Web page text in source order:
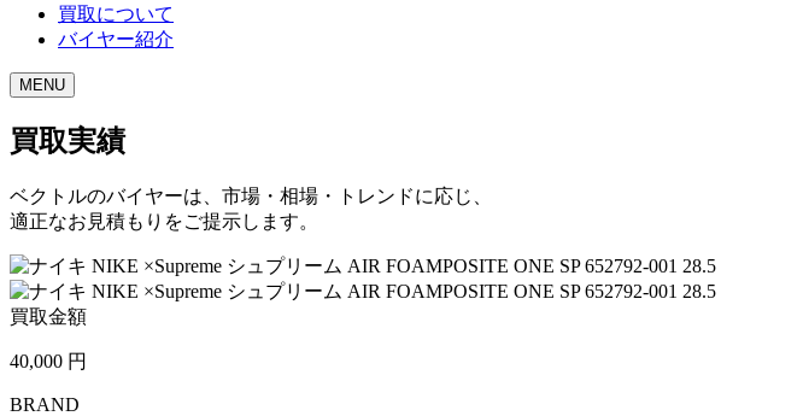
買取について
バイヤー紹介
MENU
買取実績
ベクトルのバイヤーは、市場・相場・トレンドに応じ、
適正なお見積もりをご提示します。
買取金額
40,000 円
BRAND